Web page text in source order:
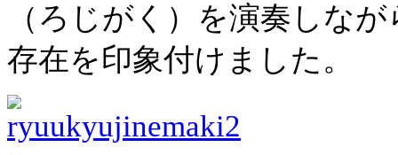
（ろじがく）を演奏しな
存在を印象付けました。